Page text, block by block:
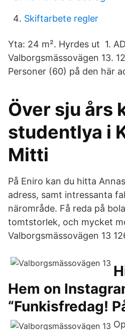
Skiftarbete regler
Yta: 24 m². Hyrdes ut 1.
Valborgsmässovägen 13.
Personer (60) på den här
Över sju års
studentlya i
Mitti
På Eniro kan du hitta
adress, samt intressanta
närområde. Få reda på
tomtstorlek, och mycket
Valborgsmässovägen 13
Hem on
“Funkisfredag!